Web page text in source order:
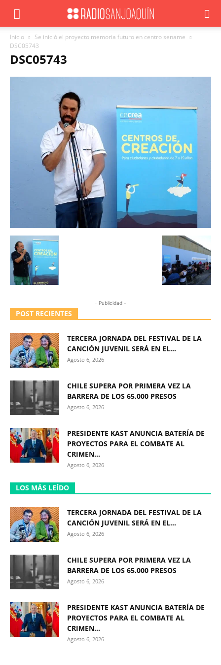
Inicio
Se inició el proyecto memoria futuro en centro sename
DSC05743
DSC05743
- Publicidad -
POST RECIENTES
TERCERA JORNADA DEL FESTIVAL DE LA
CANCIÓN JUVENIL SERÁ EN EL...
Agosto 6, 2026
CHILE SUPERA POR PRIMERA VEZ LA
BARRERA DE LOS 65.000 PRESOS
Agosto 6, 2026
PRESIDENTE KAST ANUNCIA BATERÍA DE
PROYECTOS PARA EL COMBATE AL
CRIMEN...
Agosto 6, 2026
LOS MÁS LEÍDO
TERCERA JORNADA DEL FESTIVAL DE LA
CANCIÓN JUVENIL SERÁ EN EL...
Agosto 6, 2026
CHILE SUPERA POR PRIMERA VEZ LA
BARRERA DE LOS 65.000 PRESOS
Agosto 6, 2026
PRESIDENTE KAST ANUNCIA BATERÍA DE
PROYECTOS PARA EL COMBATE AL
CRIMEN...
Agosto 6, 2026